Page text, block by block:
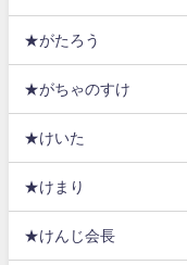
★がたろう
★がちゃのすけ
★けいた
★けまり
★けんじ会長